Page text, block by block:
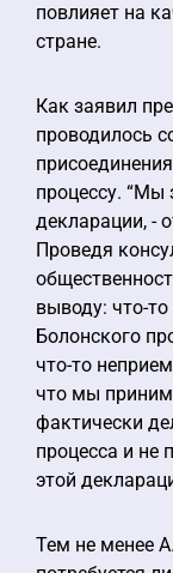
повлияет на
стране.
Как заявил
проводилось
процессу. “Мы
декларации, -
Проведя
выводу: что-
Болонского
что-то
что мы
фактически
процесса и не
этой
Тем не менее